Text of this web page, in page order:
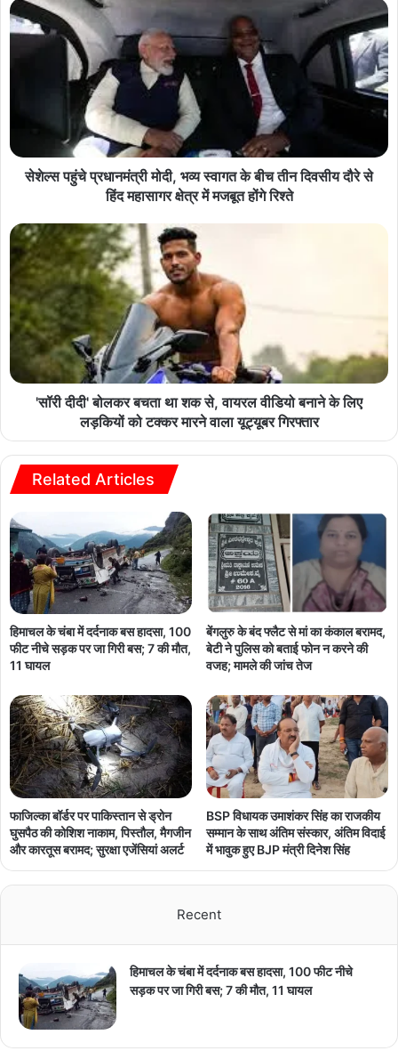
सेशेल्स पहुंचे प्रधानमंत्री मोदी, भव्य स्वागत के बीच तीन दिवसीय दौरे से
हिंद महासागर क्षेत्र में मजबूत होंगे रिश्ते
'सॉरी दीदी' बोलकर बचता था शक से, वायरल वीडियो बनाने के लिए
लड़कियों को टक्कर मारने वाला यूट्यूबर गिरफ्तार
Related Articles
हिमाचल के चंबा में दर्दनाक बस हादसा, 100
फीट नीचे सड़क पर जा गिरी बस; 7 की मौत,
11 घायल
बेंगलुरु के बंद फ्लैट से मां का कंकाल बरामद,
बेटी ने पुलिस को बताई फोन न करने की
वजह; मामले की जांच तेज
फाजिल्का बॉर्डर पर पाकिस्तान से ड्रोन
घुसपैठ की कोशिश नाकाम, पिस्तौल, मैगजीन
और कारतूस बरामद; सुरक्षा एजेंसियां अलर्ट
BSP विधायक उमाशंकर सिंह का राजकीय
सम्मान के साथ अंतिम संस्कार, अंतिम विदाई
में भावुक हुए BJP मंत्री दिनेश सिंह
Recent
हिमाचल के चंबा में दर्दनाक बस हादसा, 100 फीट नीचे
सड़क पर जा गिरी बस; 7 की मौत, 11 घायल